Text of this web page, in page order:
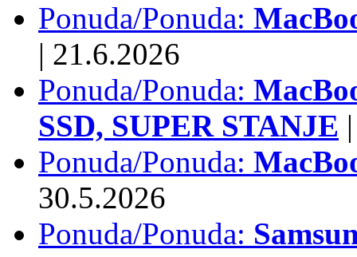
Ponuda/Ponuda:
| 21.6.2026
Ponuda/Ponuda:
SSD, SUPER STANJE |
Ponuda/Ponuda:
30.5.2026
Ponuda/Ponuda: